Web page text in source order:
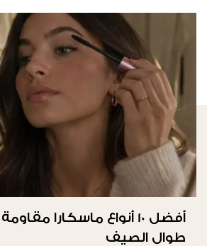
أفضل 10 أنواع ماسكارا
طوال الصيف